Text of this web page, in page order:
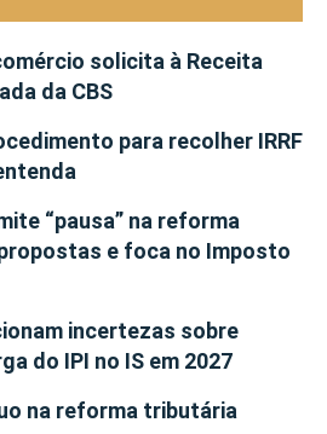
solicita à Receita
da CBS
para recolher IRRF
“pausa” na reforma
e foca no Imposto
incertezas sobre
do IPI no IS em 2027
na reforma tributária